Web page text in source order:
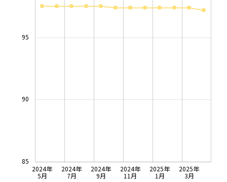
2024年
5月
2024年
7月
2024年
9月
2024年
11月
2025年
1月
2025年
3月
85
90
95